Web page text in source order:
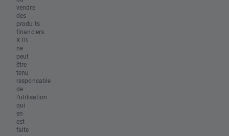
vendre
des
produits
financiers.
XTB
ne
peut
être
tenu
responsable
de
l’utilisation
qui
en
est
faite